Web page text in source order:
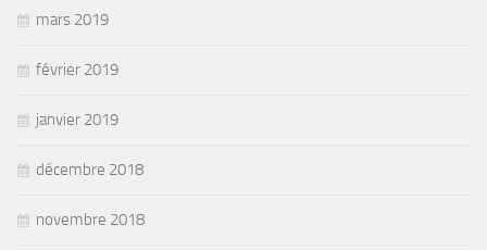
mars 2019
février 2019
janvier 2019
décembre 2018
novembre 2018